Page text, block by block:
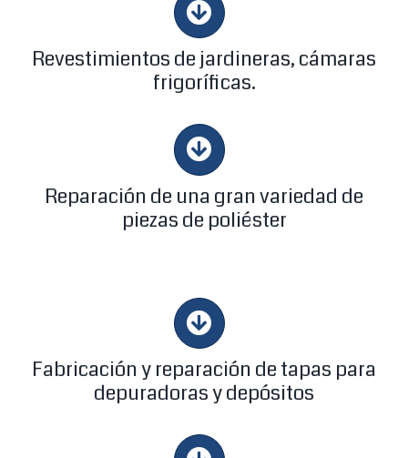
Revestimientos de jardineras, cámaras
frigoríficas.
Reparación de una gran variedad de
piezas de poliéster
Fabricación y reparación de tapas para
depuradoras y depósitos